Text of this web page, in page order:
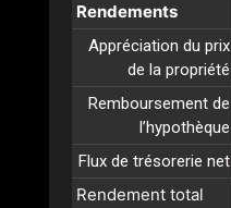
Rendements
Appréciation du prix
de la propriété
Remboursement de
l’hypothèque
Flux de trésorerie net
Rendement total